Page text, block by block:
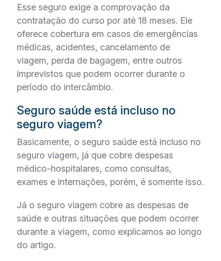
Esse seguro exige a comprovação da
contratação do curso por até 18 meses. Ele
oferece cobertura em casos de emergências
médicas, acidentes, cancelamento de
viagem, perda de bagagem, entre outros
imprevistos que podem ocorrer durante o
período do intercâmbio.
Seguro saúde está incluso no
seguro viagem?
Basicamente, o seguro saúde está incluso no
seguro viagem, já que cobre despesas
médico-hospitalares, como consultas,
exames e internações, porém, é somente isso.
Já o seguro viagem cobre as despesas de
saúde e outras situações que podem ocorrer
durante a viagem, como explicamos ao longo
do artigo.